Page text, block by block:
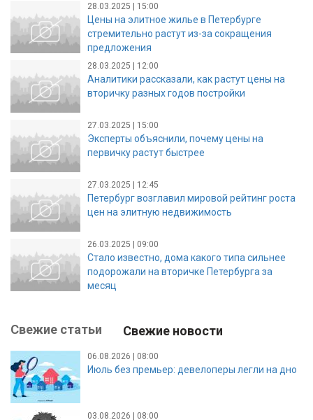
28.03.2025 | 15:00
Цены на элитное жилье в Петербурге
стремительно растут из-за сокращения
предложения
28.03.2025 | 12:00
Аналитики рассказали, как растут цены на
вторичку разных годов постройки
27.03.2025 | 15:00
Эксперты объяснили, почему цены на
первичку растут быстрее
27.03.2025 | 12:45
Петербург возглавил мировой рейтинг роста
цен на элитную недвижимость
26.03.2025 | 09:00
Стало известно, дома какого типа сильнее
подорожали на вторичке Петербурга за
месяц
Свежие статьи Свежие новости
06.08.2026 | 08:00
Июль без премьер: девелоперы легли на дно
03.08.2026 | 08:00